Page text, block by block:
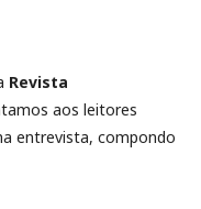
Revista
aos leitores
entrevista, compondo